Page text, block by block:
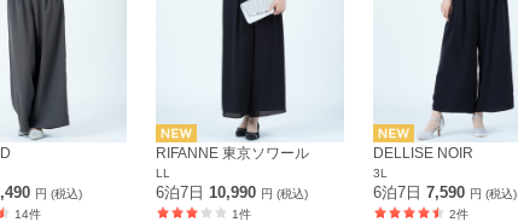
円 (税込)
14件
RIFANNE 東京ソワール
LL
6泊7日 10,990 円 (税込)
1件
DELLISE NOIR
3L
6泊7日 7,590 円 (税込)
2件